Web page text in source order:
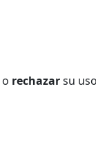
o rechazarsu